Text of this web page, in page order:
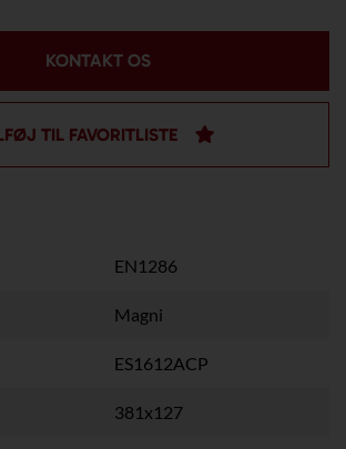
KONTAKT OS
TIL FAVORITLISTE
EN1286
Magni
ES1612ACP
381x127